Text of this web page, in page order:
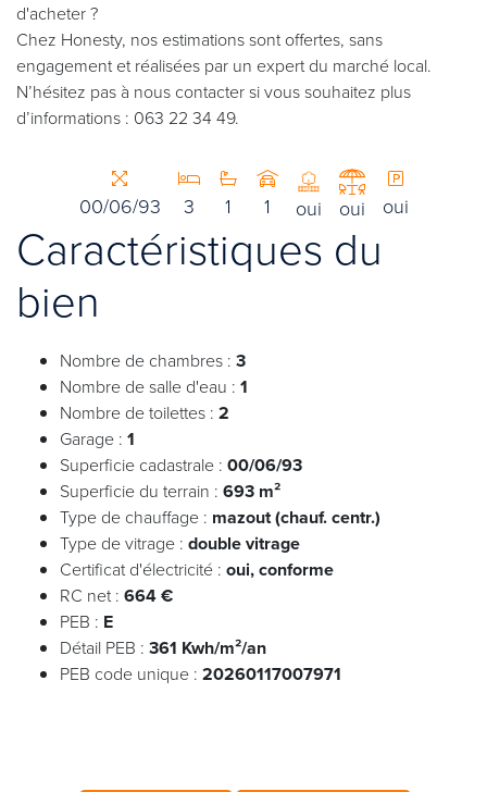
d'acheter ?
Chez Honesty, nos estimations sont offertes, sans
engagement et réalisées par un expert du marché local.
N’hésitez pas à nous contacter si vous souhaitez plus
d’informations : 063 22 34 49.
00/06/93 3 1 1 oui oui oui
Caractéristiques du
bien
Nombre de chambres : 3
Nombre de salle d'eau : 1
Nombre de toilettes : 2
Garage : 1
Superficie cadastrale : 00/06/93
Superficie du terrain : 693 m²
Type de chauffage : mazout (chauf. centr.)
Type de vitrage : double vitrage
Certificat d'électricité : oui, conforme
RC net : 664 €
PEB : E
Détail PEB : 361 Kwh/m²/an
PEB code unique : 20260117007971